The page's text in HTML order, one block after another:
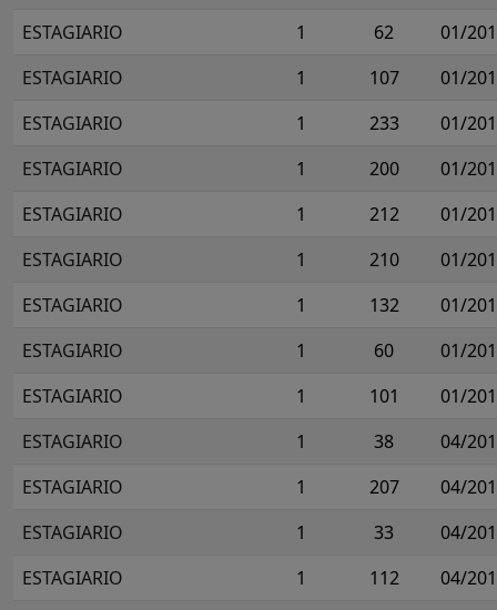
ESTAGIARIO
1 62
01/
ESTAGIARIO
1 107
01/
ESTAGIARIO
1 233
01/
ESTAGIARIO
1 200
01/
ESTAGIARIO
1 212
01/
ESTAGIARIO
1 210
01/
ESTAGIARIO
1 132
01/
ESTAGIARIO
1 60
01/
ESTAGIARIO
1 101
01/
ESTAGIARIO
1 38
04/
ESTAGIARIO
1 207
04/
ESTAGIARIO
1 33
04/
ESTAGIARIO
1 112 04/